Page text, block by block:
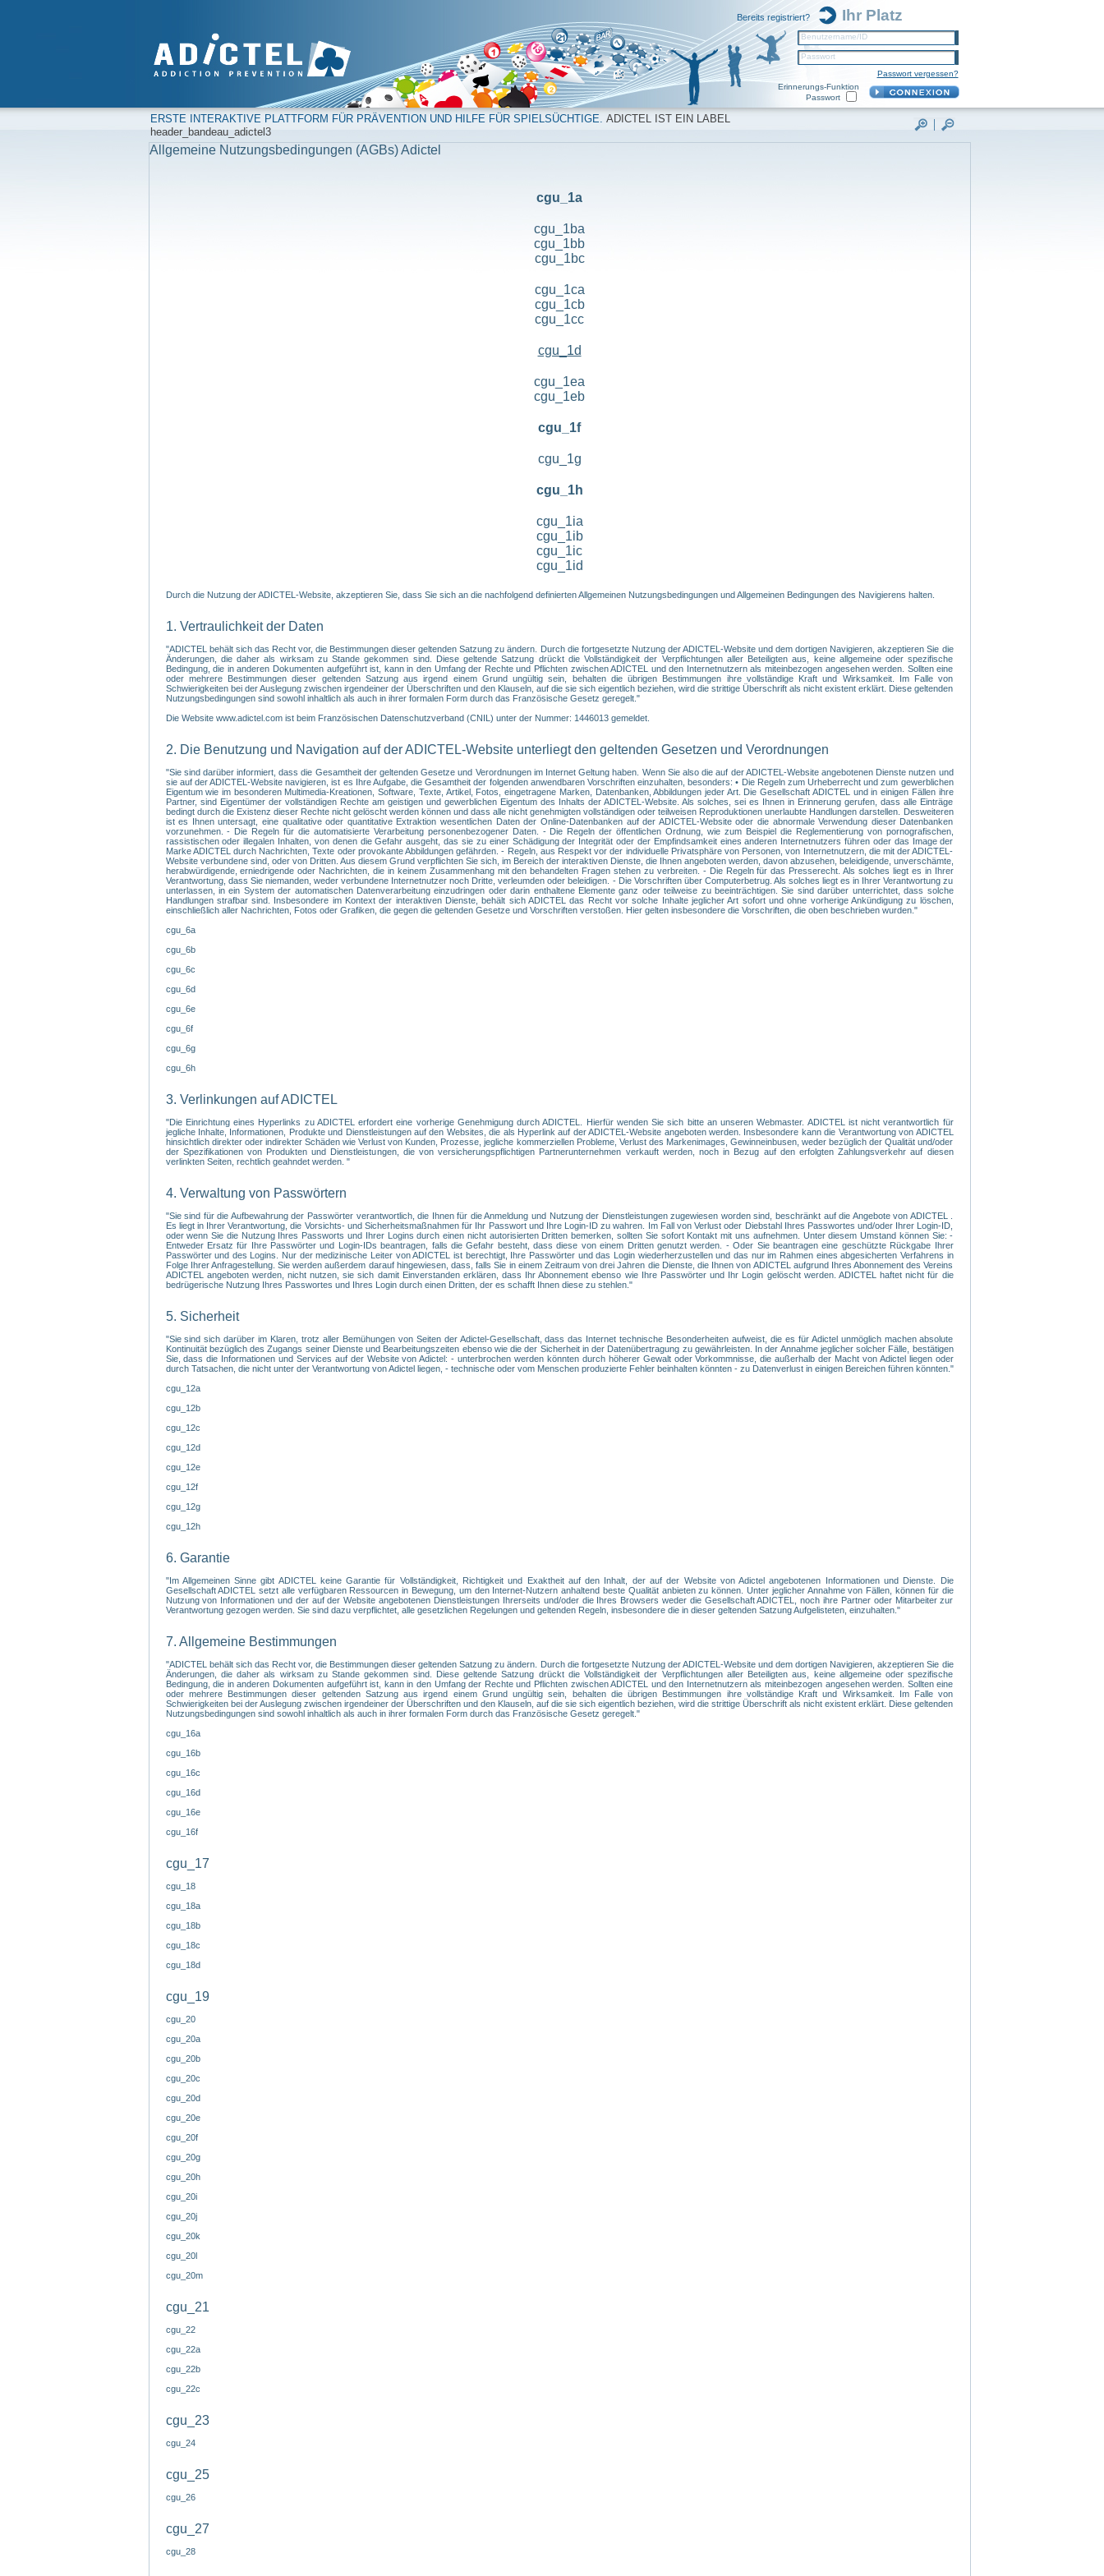
Bereits registriert? Ihr Platz
Benutzername/ID
Passwort
Passwort vergessen?
Erinnerungs-Funktion
Passwort
ERSTE INTERAKTIVE PLATTFORM FÜR PRÄVENTION UND HILFE FÜR SPIELSÜCHTIGE. ADICTEL IST EIN LABEL
header_bandeau_adictel3
Allgemeine Nutzungsbedingungen (AGBs) Adictel
cgu_1a
cgu_1ba
cgu_1bb
cgu_1bc
cgu_1ca
cgu_1cb
cgu_1cc
cgu_1d
cgu_1ea
cgu_1eb
cgu_1f
cgu_1g
cgu_1h
cgu_1ia
cgu_1ib
cgu_1ic
cgu_1id
Durch die Nutzung der ADICTEL-Website, akzeptieren Sie, dass Sie sich an die nachfolgend definierten Allgemeinen Nutzungsbedingungen und Allgemeinen Bedingungen des Navigierens halten.
1. Vertraulichkeit der Daten
"ADICTEL behält sich das Recht vor, die Bestimmungen dieser geltenden Satzung zu ändern. Durch die fortgesetzte Nutzung der ADICTEL-Website und dem dortigen Navigieren, akzeptieren Sie die
Änderungen, die daher als wirksam zu Stande gekommen sind. Diese geltende Satzung drückt die Vollständigkeit der Verpflichtungen aller Beteiligten aus, keine allgemeine oder spezifische
Bedingung, die in anderen Dokumenten aufgeführt ist, kann in den Umfang der Rechte und Pflichten zwischen ADICTEL und den Internetnutzern als miteinbezogen angesehen werden. Sollten eine
oder mehrere Bestimmungen dieser geltenden Satzung aus irgend einem Grund ungültig sein, behalten die übrigen Bestimmungen ihre vollständige Kraft und Wirksamkeit. Im Falle von
Schwierigkeiten bei der Auslegung zwischen irgendeiner der Überschriften und den Klauseln, auf die sie sich eigentlich beziehen, wird die strittige Überschrift als nicht existent erklärt. Diese geltenden
Nutzungsbedingungen sind sowohl inhaltlich als auch in ihrer formalen Form durch das Französische Gesetz geregelt."
Die Website www.adictel.com ist beim Französischen Datenschutzverband (CNIL) unter der Nummer: 1446013 gemeldet.
2. Die Benutzung und Navigation auf der ADICTEL-Website unterliegt den geltenden Gesetzen und Verordnungen
"Sie sind darüber informiert, dass die Gesamtheit der geltenden Gesetze und Verordnungen im Internet Geltung haben. Wenn Sie also die auf der ADICTEL-Website angebotenen Dienste nutzen und
sie auf der ADICTEL-Website navigieren, ist es Ihre Aufgabe, die Gesamtheit der folgenden anwendbaren Vorschriften einzuhalten, besonders: • Die Regeln zum Urheberrecht und zum gewerblichen
Eigentum wie im besonderen Multimedia-Kreationen, Software, Texte, Artikel, Fotos, eingetragene Marken, Datenbanken, Abbildungen jeder Art. Die Gesellschaft ADICTEL und in einigen Fällen ihre
Partner, sind Eigentümer der vollständigen Rechte am geistigen und gewerblichen Eigentum des Inhalts der ADICTEL-Website. Als solches, sei es Ihnen in Erinnerung gerufen, dass alle Einträge
bedingt durch die Existenz dieser Rechte nicht gelöscht werden können und dass alle nicht genehmigten vollständigen oder teilweisen Reproduktionen unerlaubte Handlungen darstellen. Desweiteren
ist es Ihnen untersagt, eine qualitative oder quantitative Extraktion wesentlichen Daten der Online-Datenbanken auf der ADICTEL-Website oder die abnormale Verwendung dieser Datenbanken
vorzunehmen. - Die Regeln für die automatisierte Verarbeitung personenbezogener Daten. - Die Regeln der öffentlichen Ordnung, wie zum Beispiel die Reglementierung von pornografischen,
rassistischen oder illegalen Inhalten, von denen die Gefahr ausgeht, das sie zu einer Schädigung der Integrität oder der Empfindsamkeit eines anderen Internetnutzers führen oder das Image der
Marke ADICTEL durch Nachrichten, Texte oder provokante Abbildungen gefährden. - Regeln, aus Respekt vor der individuelle Privatsphäre von Personen, von Internetnutzern, die mit der ADICTEL-
Website verbundene sind, oder von Dritten. Aus diesem Grund verpflichten Sie sich, im Bereich der interaktiven Dienste, die Ihnen angeboten werden, davon abzusehen, beleidigende, unverschämte,
herabwürdigende, erniedrigende oder Nachrichten, die in keinem Zusammenhang mit den behandelten Fragen stehen zu verbreiten. - Die Regeln für das Presserecht. Als solches liegt es in Ihrer
Verantwortung, dass Sie niemanden, weder verbundene Internetnutzer noch Dritte, verleumden oder beleidigen. - Die Vorschriften über Computerbetrug. Als solches liegt es in Ihrer Verantwortung zu
unterlassen, in ein System der automatischen Datenverarbeitung einzudringen oder darin enthaltene Elemente ganz oder teilweise zu beeinträchtigen. Sie sind darüber unterrichtet, dass solche
Handlungen strafbar sind. Insbesondere im Kontext der interaktiven Dienste, behält sich ADICTEL das Recht vor solche Inhalte jeglicher Art sofort und ohne vorherige Ankündigung zu löschen,
einschließlich aller Nachrichten, Fotos oder Grafiken, die gegen die geltenden Gesetze und Vorschriften verstoßen. Hier gelten insbesondere die Vorschriften, die oben beschrieben wurden."
cgu_6a
cgu_6b
cgu_6c
cgu_6d
cgu_6e
cgu_6f
cgu_6g
cgu_6h
3. Verlinkungen auf ADICTEL
"Die Einrichtung eines Hyperlinks zu ADICTEL erfordert eine vorherige Genehmigung durch ADICTEL. Hierfür wenden Sie sich bitte an unseren Webmaster. ADICTEL ist nicht verantwortlich für
jegliche Inhalte, Informationen, Produkte und Dienstleistungen auf den Websites, die als Hyperlink auf der ADICTEL-Website angeboten werden. Insbesondere kann die Verantwortung von ADICTEL
hinsichtlich direkter oder indirekter Schäden wie Verlust von Kunden, Prozesse, jegliche kommerziellen Probleme, Verlust des Markenimages, Gewinneinbusen, weder bezüglich der Qualität und/oder
der Spezifikationen von Produkten und Dienstleistungen, die von versicherungspflichtigen Partnerunternehmen verkauft werden, noch in Bezug auf den erfolgten Zahlungsverkehr auf diesen
verlinkten Seiten, rechtlich geahndet werden. "
4. Verwaltung von Passwörtern
"Sie sind für die Aufbewahrung der Passwörter verantwortlich, die Ihnen für die Anmeldung und Nutzung der Dienstleistungen zugewiesen worden sind, beschränkt auf die Angebote von ADICTEL .
Es liegt in Ihrer Verantwortung, die Vorsichts- und Sicherheitsmaßnahmen für Ihr Passwort und Ihre Login-ID zu wahren. Im Fall von Verlust oder Diebstahl Ihres Passwortes und/oder Ihrer Login-ID,
oder wenn Sie die Nutzung Ihres Passworts und Ihrer Logins durch einen nicht autorisierten Dritten bemerken, sollten Sie sofort Kontakt mit uns aufnehmen. Unter diesem Umstand können Sie: -
Entweder Ersatz für Ihre Passwörter und Login-IDs beantragen, falls die Gefahr besteht, dass diese von einem Dritten genutzt werden. - Oder Sie beantragen eine geschützte Rückgabe Ihrer
Passwörter und des Logins. Nur der medizinische Leiter von ADICTEL ist berechtigt, Ihre Passwörter und das Login wiederherzustellen und das nur im Rahmen eines abgesicherten Verfahrens in
Folge Ihrer Anfragestellung. Sie werden außerdem darauf hingewiesen, dass, falls Sie in einem Zeitraum von drei Jahren die Dienste, die Ihnen von ADICTEL aufgrund Ihres Abonnement des Vereins
ADICTEL angeboten werden, nicht nutzen, sie sich damit Einverstanden erklären, dass Ihr Abonnement ebenso wie Ihre Passwörter und Ihr Login gelöscht werden. ADICTEL haftet nicht für die
bedrügerische Nutzung Ihres Passwortes und Ihres Login durch einen Dritten, der es schafft Ihnen diese zu stehlen."
5. Sicherheit
"Sie sind sich darüber im Klaren, trotz aller Bemühungen von Seiten der Adictel-Gesellschaft, dass das Internet technische Besonderheiten aufweist, die es für Adictel unmöglich machen absolute
Kontinuität bezüglich des Zugangs seiner Dienste und Bearbeitungszeiten ebenso wie die der Sicherheit in der Datenübertragung zu gewährleisten. In der Annahme jeglicher solcher Fälle, bestätigen
Sie, dass die Informationen und Services auf der Website von Adictel: - unterbrochen werden könnten durch höherer Gewalt oder Vorkommnisse, die außerhalb der Macht von Adictel liegen oder
durch Tatsachen, die nicht unter der Verantwortung von Adictel liegen, - technische oder vom Menschen produzierte Fehler beinhalten könnten - zu Datenverlust in einigen Bereichen führen könnten."
cgu_12a
cgu_12b
cgu_12c
cgu_12d
cgu_12e
cgu_12f
cgu_12g
cgu_12h
6. Garantie
"Im Allgemeinen Sinne gibt ADICTEL keine Garantie für Vollständigkeit, Richtigkeit und Exaktheit auf den Inhalt, der auf der Website von Adictel angebotenen Informationen und Dienste. Die
Gesellschaft ADICTEL setzt alle verfügbaren Ressourcen in Bewegung, um den Internet-Nutzern anhaltend beste Qualität anbieten zu können. Unter jeglicher Annahme von Fällen, können für die
Nutzung von Informationen und der auf der Website angebotenen Dienstleistungen Ihrerseits und/oder die Ihres Browsers weder die Gesellschaft ADICTEL, noch ihre Partner oder Mitarbeiter zur
Verantwortung gezogen werden. Sie sind dazu verpflichtet, alle gesetzlichen Regelungen und geltenden Regeln, insbesondere die in dieser geltenden Satzung Aufgelisteten, einzuhalten."
7. Allgemeine Bestimmungen
"ADICTEL behält sich das Recht vor, die Bestimmungen dieser geltenden Satzung zu ändern. Durch die fortgesetzte Nutzung der ADICTEL-Website und dem dortigen Navigieren, akzeptieren Sie die
Änderungen, die daher als wirksam zu Stande gekommen sind. Diese geltende Satzung drückt die Vollständigkeit der Verpflichtungen aller Beteiligten aus, keine allgemeine oder spezifische
Bedingung, die in anderen Dokumenten aufgeführt ist, kann in den Umfang der Rechte und Pflichten zwischen ADICTEL und den Internetnutzern als miteinbezogen angesehen werden. Sollten eine
oder mehrere Bestimmungen dieser geltenden Satzung aus irgend einem Grund ungültig sein, behalten die übrigen Bestimmungen ihre vollständige Kraft und Wirksamkeit. Im Falle von
Schwierigkeiten bei der Auslegung zwischen irgendeiner der Überschriften und den Klauseln, auf die sie sich eigentlich beziehen, wird die strittige Überschrift als nicht existent erklärt. Diese geltenden
Nutzungsbedingungen sind sowohl inhaltlich als auch in ihrer formalen Form durch das Französische Gesetz geregelt."
cgu_16a
cgu_16b
cgu_16c
cgu_16d
cgu_16e
cgu_16f
cgu_17
cgu_18
cgu_18a
cgu_18b
cgu_18c
cgu_18d
cgu_19
cgu_20
cgu_20a
cgu_20b
cgu_20c
cgu_20d
cgu_20e
cgu_20f
cgu_20g
cgu_20h
cgu_20i
cgu_20j
cgu_20k
cgu_20l
cgu_20m
cgu_21
cgu_22
cgu_22a
cgu_22b
cgu_22c
cgu_23
cgu_24
cgu_25
cgu_26
cgu_27
cgu_28